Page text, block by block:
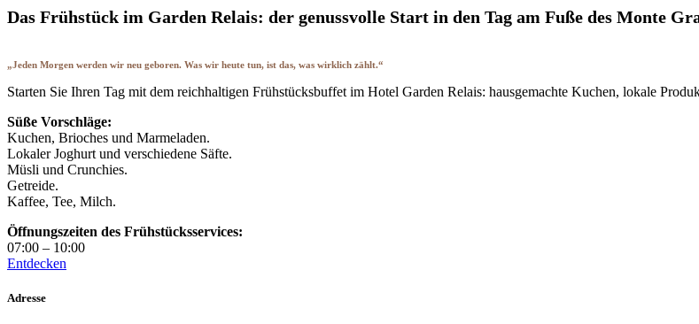
Das Frühstück im Garden Relais: der genussvolle Start in den Tag am Fuße des Monte
„Jeden Morgen werden wir neu geboren. Was wir heute tun, ist das, was wirklich zählt.“
Starten Sie Ihren Tag mit dem reichhaltigen Frühstücksbuffet im Hotel Garden Relais: hausgemachte Kuchen, lokale
Süße Vorschläge:
Kuchen, Brioches und Marmeladen.
Lokaler Joghurt und verschiedene Säfte.
Müsli und Crunchies.
Getreide.
Kaffee, Tee, Milch.
Öffnungszeiten des Frühstücksservices:
07:00 – 10:00
Entdecken
Adresse